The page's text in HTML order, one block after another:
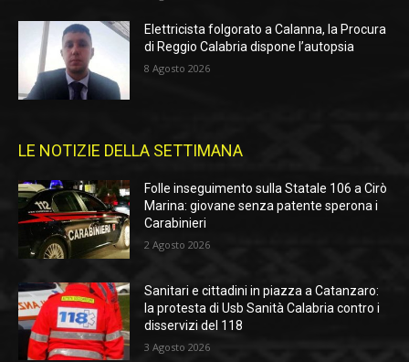
Elettricista folgorato a Calanna, la Procura
di Reggio Calabria dispone l’autopsia
8 Agosto 2026
LE NOTIZIE DELLA SETTIMANA
Folle inseguimento sulla Statale 106 a Cirò
Marina: giovane senza patente sperona i
Carabinieri
2 Agosto 2026
Sanitari e cittadini in piazza a Catanzaro:
la protesta di Usb Sanità Calabria contro i
disservizi del 118
3 Agosto 2026